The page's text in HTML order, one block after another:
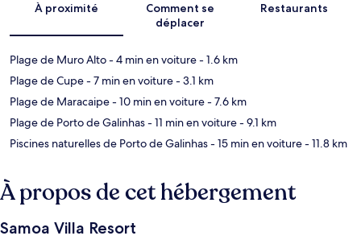
À proximité
Comment se
déplacer
Restaurants
Plage de Muro Alto- 4 min en voiture- 1.6 km
Plage de Cupe- 7 min en voiture- 3.1 km
Plage de Maracaipe- 10 min en voiture- 7.6 km
Plage de Porto de Galinhas- 11 min en voiture- 9.1 km
Piscines naturelles de Porto de Galinhas- 15 min en voiture- 11.8 km
À propos de cet hébergement
Samoa Villa Resort